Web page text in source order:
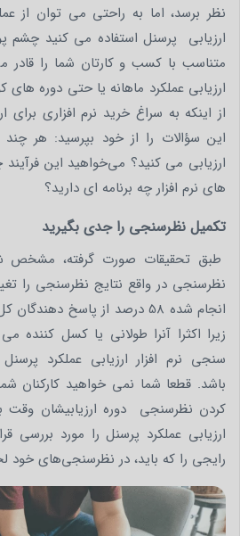
نظر برسد، اما به راحتی می توان از
ارزیابی پرسنل استفاده می کنید چشم
متناسب با کسب و کارتان شما را قادر
ارزیابی عملکرد ماهانه یا حتی دوره های
از اینکه به سراغ خرید نرم افزاری برای
این سؤالات را از خود بپرسید: هر
ارزیابی می کنید؟ می‌خواهید این فرآیند
های نرم افزار چه برنامه ای دارید؟
تکمیل نظرسنجی را جدی بگیرید
طبق تحقیقات صورت گرفته،
نظرسنجی در واقع نتایج نظرسنجی را
انجام شده 58 درصد از پاسخ
زیرا اکثرا آنرا طولانی یا کسل کننده
سنجی نرم افزار ارزیابی عملکرد
کردن نظرسنجی دوره ارزیابیشان وقت
ارزیابی عملکرد پرسنل را مورد بررسی
رایجی را که باید، در نظرسنجی‌های خود